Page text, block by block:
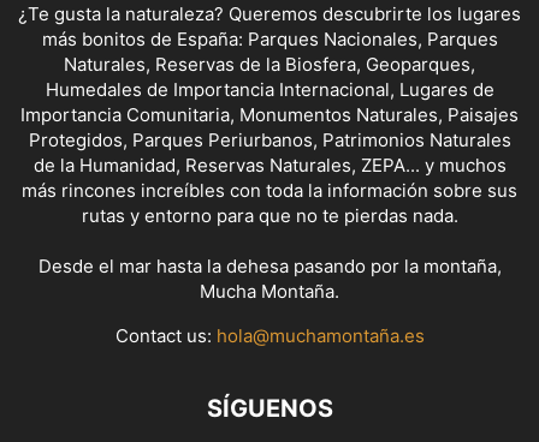
¿Te gusta la naturaleza? Queremos descubrirte los lugares
más bonitos de España: Parques Nacionales, Parques
Naturales, Reservas de la Biosfera, Geoparques,
Humedales de Importancia Internacional, Lugares de
Importancia Comunitaria, Monumentos Naturales, Paisajes
Protegidos, Parques Periurbanos, Patrimonios Naturales
de la Humanidad, Reservas Naturales, ZEPA... y muchos
más rincones increíbles con toda la información sobre sus
rutas y entorno para que no te pierdas nada.
Desde el mar hasta la dehesa pasando por la montaña,
Mucha Montaña.
Contact us: hola@muchamontaña.es
SÍGUENOS